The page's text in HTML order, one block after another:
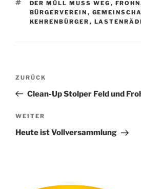
SCHLAGWÖRTER
DER MÜLL MUSS WEG ,
BÜRGERVEREIN ,
KEHRENBÜRGER ,
Beitragsnavigation
Vorheriger
Beitrag
ZURÜCK
Clean-Up Stolper Feld und
Nächster
Beitrag
WEITER
Heute ist Vollversammlung